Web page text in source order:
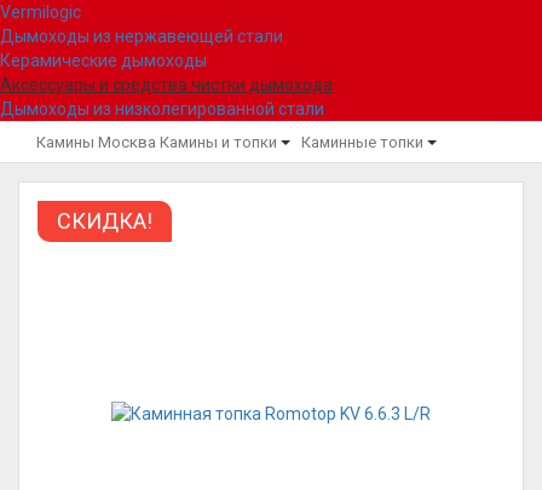
Vermilogic
Дымоходы из нержавеющей стали
Керамические дымоходы
Аксессуары и средства чистки дымохода
Дымоходы из низколегированной стали
Камины Москва Камины и топки Каминные топки
СКИДКА!